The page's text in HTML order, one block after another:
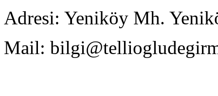
Adresi: Yeniköy Mh.
Mail: